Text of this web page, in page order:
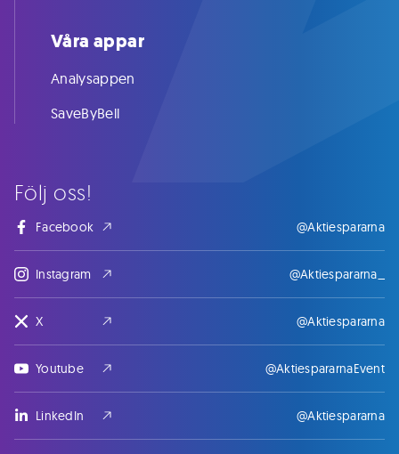
Följ oss!
Facebook @Aktiespararna
Instagram @Aktiespararna_
X @Aktiespararna
Youtube @AktiespararnaEvent
LinkedIn @Aktiespararna
Våra appar
Analysappen
SaveByBell